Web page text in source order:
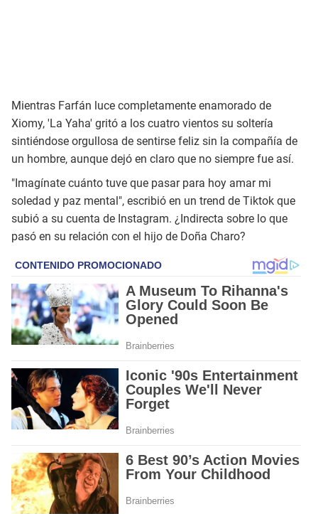
Mientras Farfán luce completamente enamorado de
Xiomy, 'La Yaha' gritó a los cuatro vientos su soltería
sintiéndose orgullosa de sentirse feliz sin la compañía de
un hombre, aunque dejó en claro que no siempre fue así.
"Imagínate cuánto tuve que pasar para hoy amar mi
soledad y paz mental", escribió en un trend de Tiktok que
subió a su cuenta de Instagram. ¿Indirecta sobre lo que
pasó en su relación con el hijo de Doña Charo?